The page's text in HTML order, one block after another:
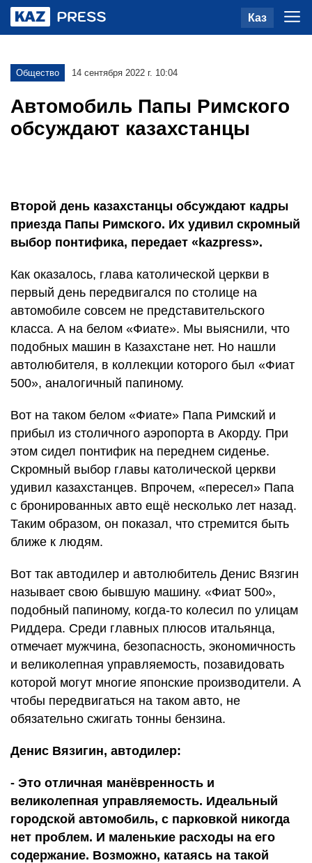
Каз
Общество 14 сентября 2022 г. 10:04
Автомобиль Папы Римского
обсуждают казахстанцы
Второй день казахстанцы обсуждают кадры
приезда Папы Римского. Их удивил скромный
выбор понтифика, передает «kazpress».
Как оказалось, глава католической церкви в
первый день передвигался по столице на
автомобиле совсем не представительского
класса. А на белом «Фиате». Мы выяснили, что
подобных машин в Казахстане нет. Но нашли
автолюбителя, в коллекции которого был «Фиат
500», аналогичный папиному.
Вот на таком белом «Фиате» Папа Римский и
прибыл из столичного аэропорта в Акорду. При
этом сидел понтифик на переднем сиденье.
Скромный выбор главы католической церкви
удивил казахстанцев. Впрочем, «пересел» Папа
с бронированных авто ещё несколько лет назад.
Таким образом, он показал, что стремится быть
ближе к людям.
Вот так автодилер и автолюбитель Денис Вязгин
называет свою бывшую машину. «Фиат 500»,
подобный папиному, когда-то колесил по улицам
Риддера. Среди главных плюсов итальянца,
отмечает мужчина, безопасность, экономичность
и великолепная управляемость, позавидовать
которой могут многие японские производители. А
чтобы передвигаться на таком авто, не
обязательно сжигать тонны бензина.
Денис Вязигин, автодилер:
- Это отличная манёвренность и
великолепная управляемость. Идеальный
городской автомобиль, с парковкой никогда
нет проблем. И маленькие расходы на его
содержание. Возможно, катаясь на такой